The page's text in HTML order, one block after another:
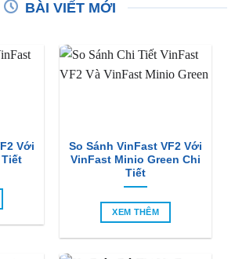
BÀI VIẾT MỚI
Với
Tiết
So Sánh VinFast VF2 Với
VinFast Minio Green Chi
Tiết
XEM THÊM